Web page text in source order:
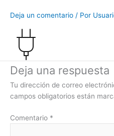
Deja un comentario / Por
Deja una respuesta
Tu dirección de correo
campos obligatorios están
Comentario *